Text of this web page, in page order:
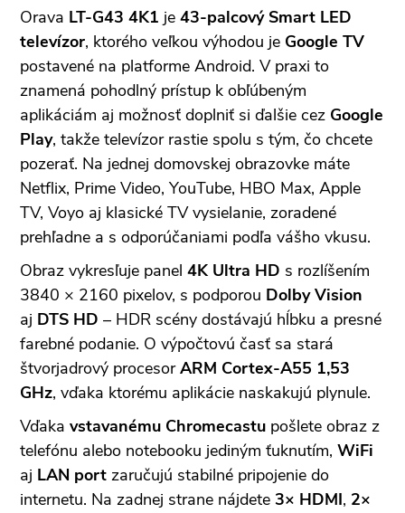
Orava LT-G43 4K1 je 43-palcový Smart LED
televízor, ktorého veľkou výhodou je Google TV
postavené na platforme Android. V praxi to
znamená pohodlný prístup k obľúbeným
aplikáciám aj možnosť doplniť si ďalšie cez Google
Play, takže televízor rastie spolu s tým, čo chcete
pozerať. Na jednej domovskej obrazovke máte
Netflix, Prime Video, YouTube, HBO Max, Apple
TV, Voyo aj klasické TV vysielanie, zoradené
prehľadne a s odporúčaniami podľa vášho vkusu.
Obraz vykresľuje panel 4K Ultra HD s rozlíšením
3840 × 2160 pixelov, s podporou Dolby Vision
aj DTS HD – HDR scény dostávajú hĺbku a presné
farebné podanie. O výpočtovú časť sa stará
štvorjadrový procesorARM Cortex-A55 1,53
GHz, vďaka ktorému aplikácie naskakujú plynule.
Vďaka vstavanému Chromecastu pošlete obraz z
telefónu alebo notebooku jediným ťuknutím, WiFi
aj LAN port zaručujú stabilné pripojenie do
internetu. Na zadnej strane nájdete 3× HDMI, 2×